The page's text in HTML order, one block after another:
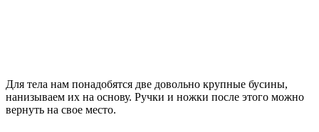
Для тела нам понадобятся две довольно крупные бусины,
нанизываем их на основу. Ручки и ножки после этого можно
вернуть на свое место.